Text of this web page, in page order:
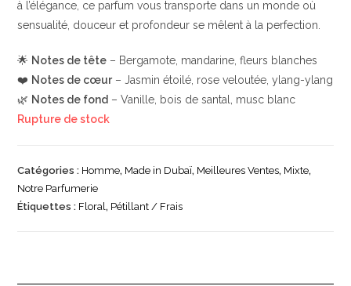
à l’élégance, ce parfum vous transporte dans un monde où
sensualité, douceur et profondeur se mêlent à la perfection.
🌟 Notes de tête – Bergamote, mandarine, fleurs blanches
❤️ Notes de cœur– Jasmin étoilé, rose veloutée, ylang-ylang
🌿 Notes de fond – Vanille, bois de santal, musc blanc
Rupture de stock
Catégories : Homme, Made in Dubaï, Meilleures Ventes, Mixte,
Notre Parfumerie
Étiquettes : Floral, Pétillant / Frais